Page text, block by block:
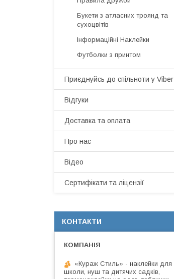
Букети з атласних троянд та
сухоцвітів
Інформаційні Наклейки
Футболки з принтом
Приєднуйсь до спільноти у Viber
Відгуки
Доставка та оплата
Про нас
Відео
Сертифікати та ліцензії
КОНТАКТИ
«Кураж Стиль» - наклейки для
школи, нуш та дитячих садків,